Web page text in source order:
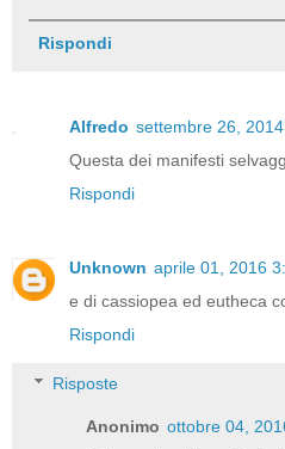
Rispondi
Alfredo settembre 26,
Questa dei manifesti
Rispondi
Unknown aprile 01, 2016
e di cassiopea ed eutheca
Rispondi
Risposte
Anonimo ottobre 04,